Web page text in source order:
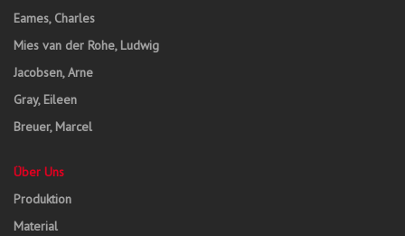
Eames, Charles
Mies van der Rohe, Ludwig
Jacobsen, Arne
Gray, Eileen
Breuer, Marcel
Über Uns
Produktion
Material